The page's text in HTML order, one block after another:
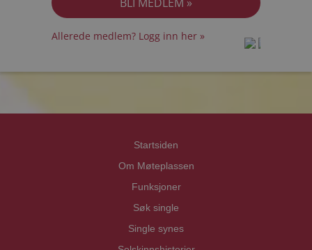
Allerede medlem? Logg inn her »
Startsiden
Om Møteplassen
Funksjoner
Søk single
Single synes